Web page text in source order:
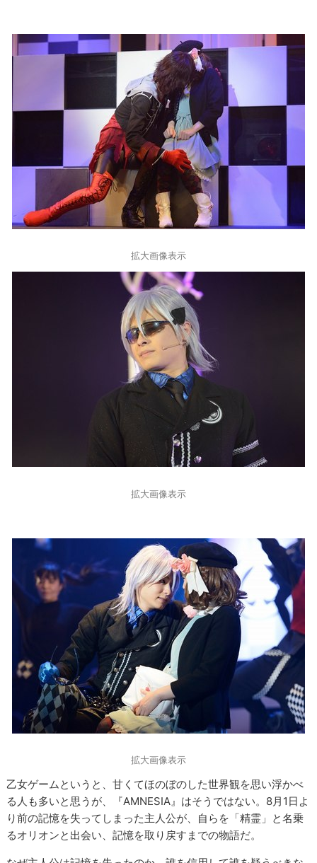
拡大画像表示
拡大画像表示
拡大画像表示
乙女ゲームというと、甘くてほのぼのした世界観を思い浮かべ
る人も多いと思うが、『AMNESIA』はそうではない。8月1日よ
り前の記憶を失ってしまった主人公が、自らを「精霊」と名乗
るオリオンと出会い、記憶を取り戻すまでの物語だ。